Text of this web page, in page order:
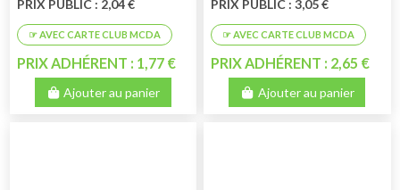
PRIX PUBLIC : 2,04 €
PRIX ADHÉRENT : 1,77 €
Ajouter au panier
PRIX PUBLIC : 3,05 €
PRIX ADHÉRENT : 2,65 €
Ajouter au panier